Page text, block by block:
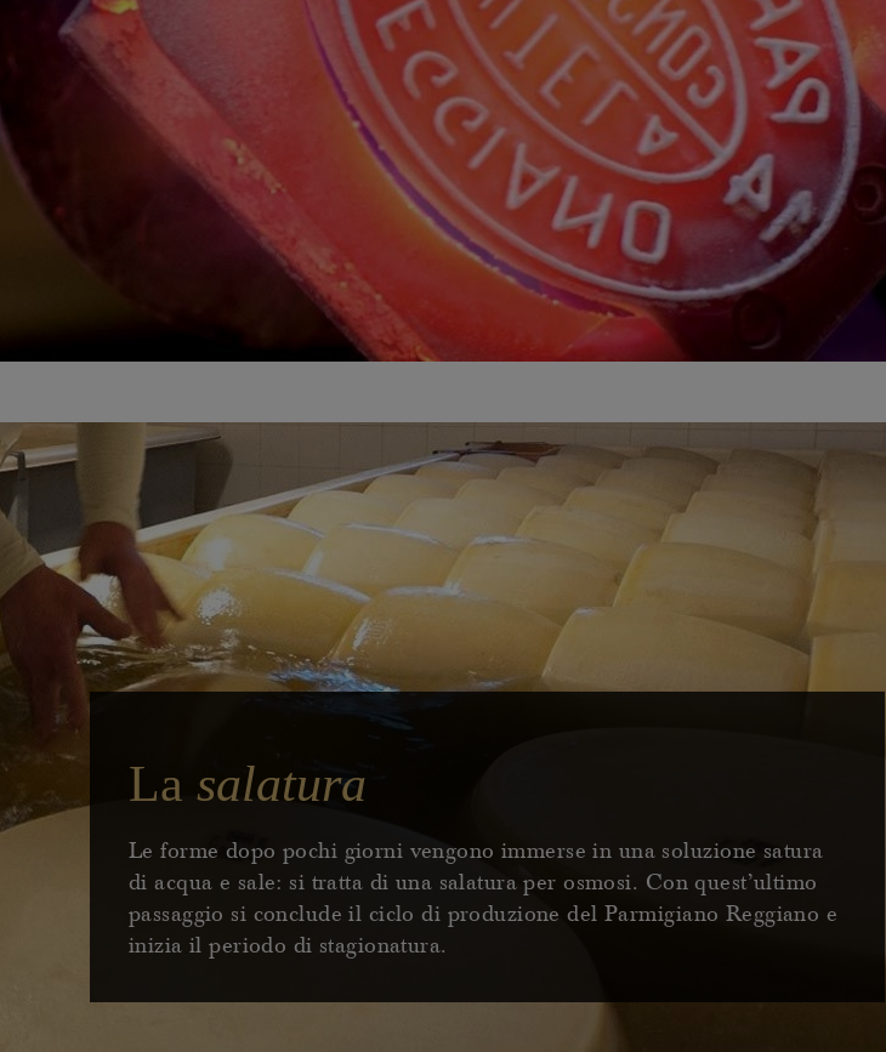
La salatura
Le forme dopo pochi giorni vengono immerse in una soluzione satura
di acqua e sale: si tratta di una salatura per osmosi. Con quest’ultimo
passaggio si conclude il ciclo di produzione del Parmigiano Reggiano e
inizia il periodo di stagionatura.